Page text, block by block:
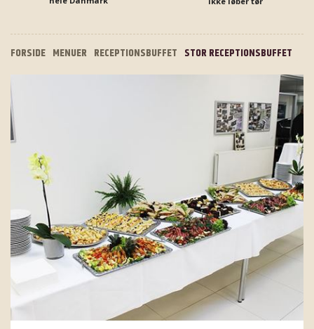
FORSIDE MENUER RECEPTIONSBUFFET STOR RECEPTIONSBUFFET